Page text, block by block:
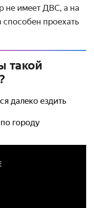
не имеет ДВС, а на
способен проехать
такой
далеко ездить
городу